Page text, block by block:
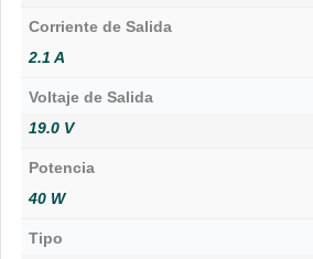
Corriente de Salida
2.1 A
Voltaje de Salida
19.0 V
Potencia
40 W
Tipo